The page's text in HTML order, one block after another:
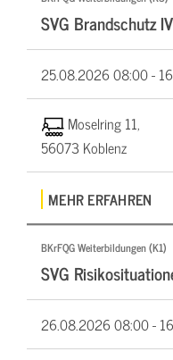
SVG Brandschutz IV
25.08.202608:00 -
Moselring 11,
56073 Koblenz
MEHR ERFAHREN
BKrFQG Weiterbildungen (K1)
SVG
26.08.202608:00 -